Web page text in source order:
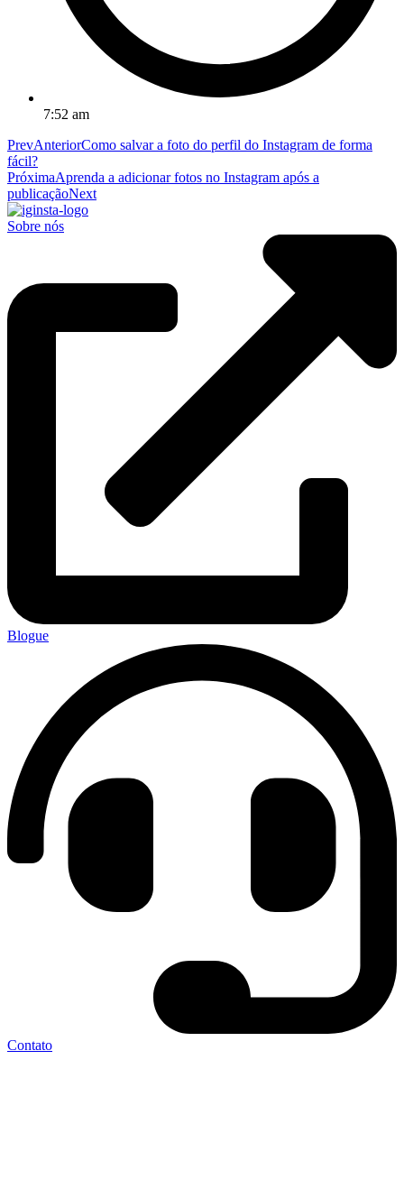
7:52 am
PrevAnteriorComo salvar a foto do perfil do Instagram de forma
fácil?
PróximaAprenda a adicionar fotos no Instagram após a
publicaçãoNext
Sobre nós
Blogue
Contato